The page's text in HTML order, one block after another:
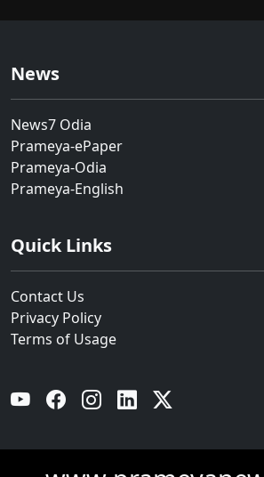
News
News7 Odia
Prameya-ePaper
Prameya-Odia
Prameya-English
Quick Links
Contact Us
Privacy Policy
Terms of Usage
YouTube Facebook Instagram Linkedin